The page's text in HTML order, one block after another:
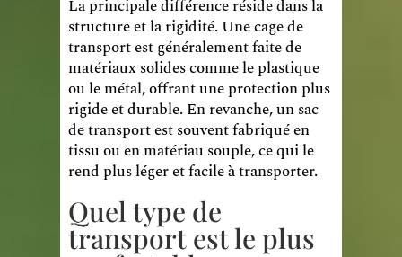
La principale différence réside dans la
structure et la rigidité. Une cage de
transport est généralement faite de
matériaux solides comme le plastique
ou le métal, offrant une protection plus
rigide et durable. En revanche, un sac
de transport est souvent fabriqué en
tissu ou en matériau souple, ce qui le
rend plus léger et facile à transporter.
Quel type de
transport est le plus